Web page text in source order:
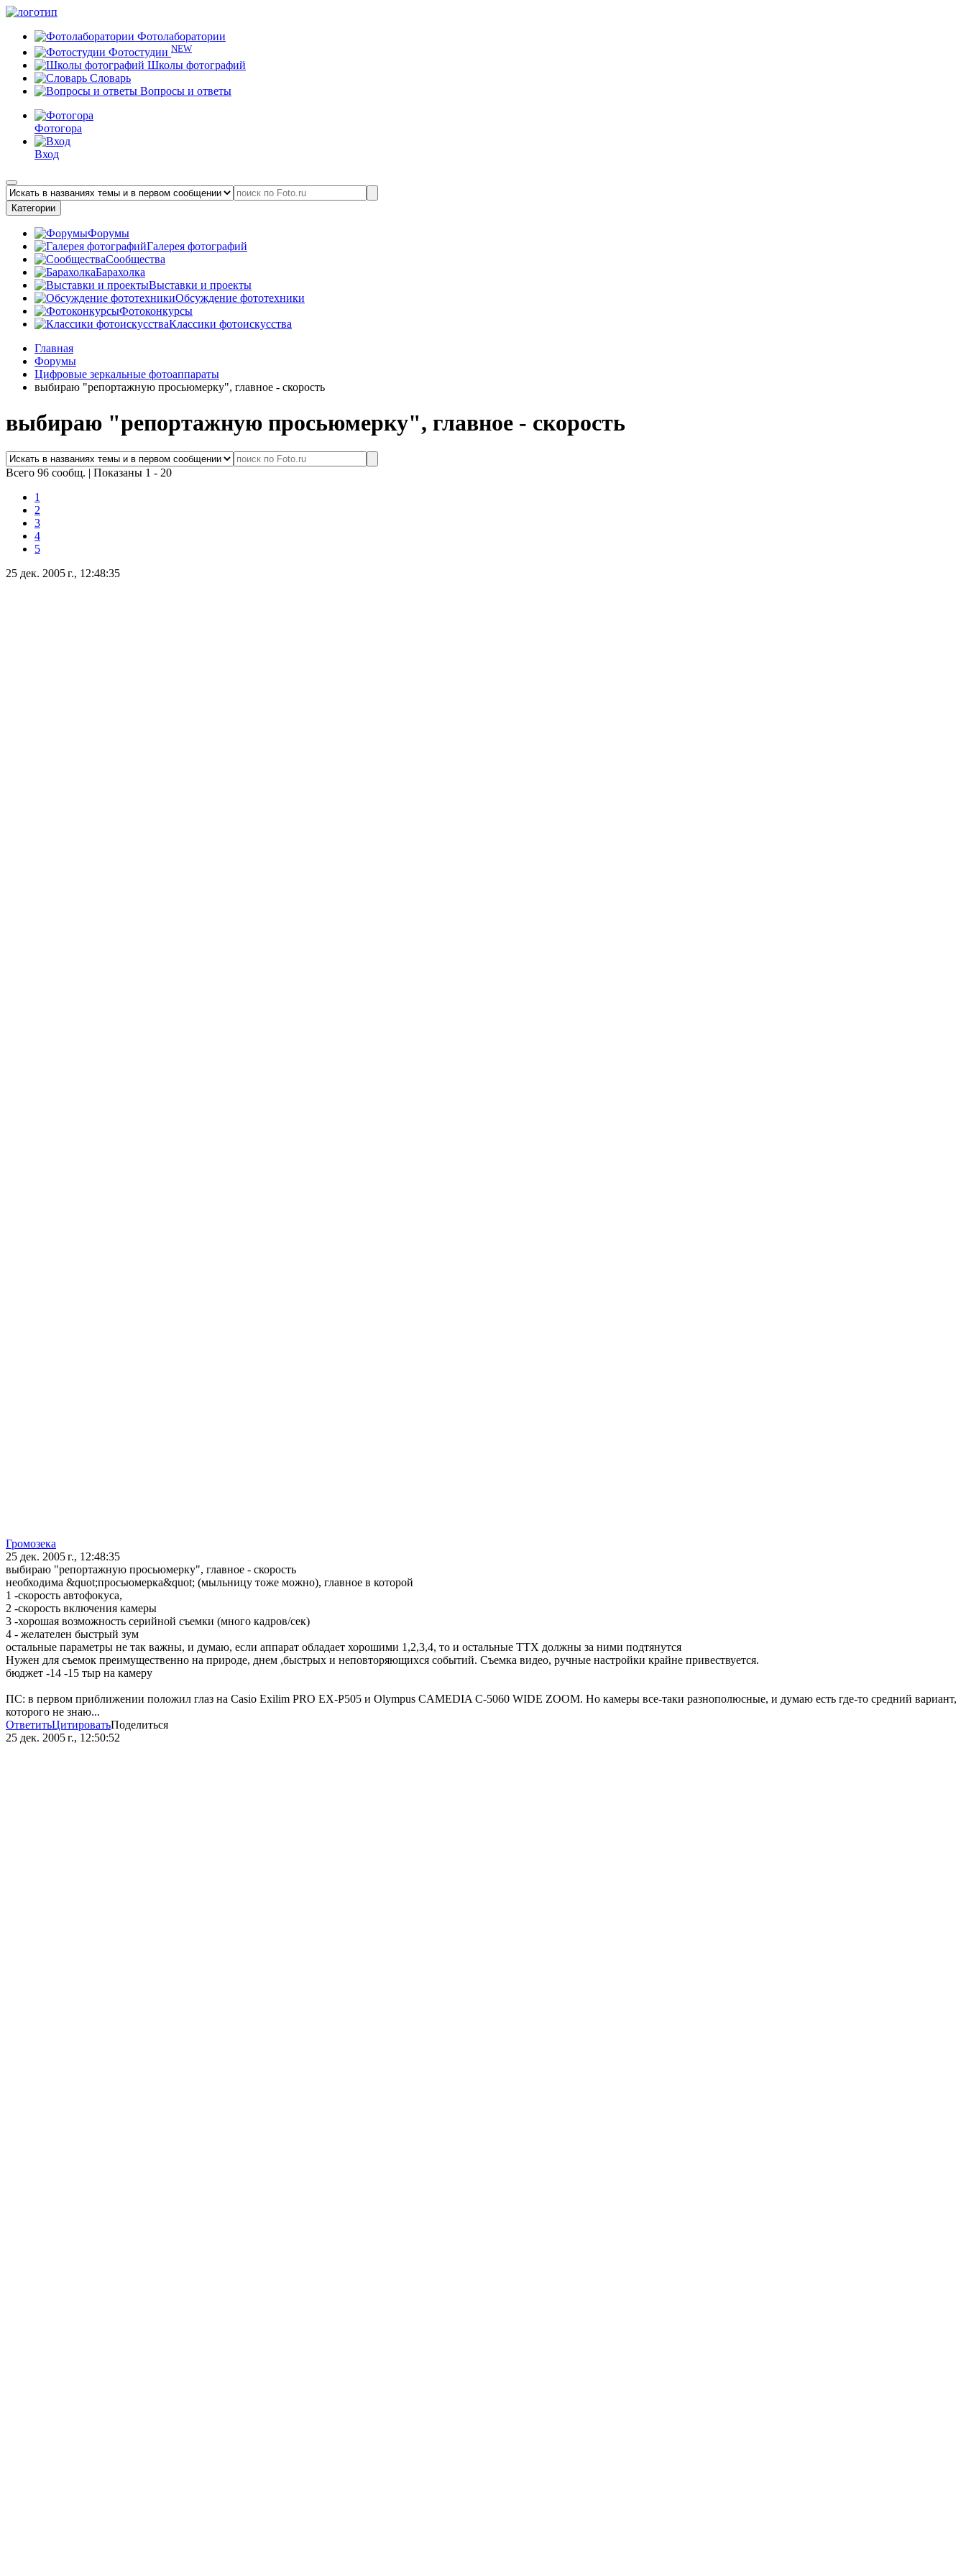
Фотолаборатории
Фотостудии NEW
Школы фотографий
Словарь
Вопросы и ответы
Фотогора
Вход
Категории
Форумы
Галерея фотографий
Сообщества
Барахолка
Выставки и проекты
Обсуждение фототехники
Фотоконкурсы
Классики фотоискусства
Главная
Форумы
Цифровые зеркальные фотоаппараты
выбираю "репортажную просьюмерку", главное - скорость
выбираю "репортажную просьюмерку", главное - скорость
Всего 96 сообщ. | Показаны 1 - 20
1
2
3
4
5
25 дек. 2005 г., 12:48:35
Громозека
25 дек. 2005 г., 12:48:35
выбираю "репортажную просьюмерку", главное - скорость
необходима &quot;просьюмерка&quot; (мыльницу тоже можно), главное в которой
1 -скорость автофокуса,
2 -скорость включения камеры
3 -хорошая возможность серийной съемки (много кадров/сек)
4 - желателен быстрый зум
остальные параметры не так важны, и думаю, если аппарат обладает хорошими 1,2,3,4, то и остальные ТТХ должны за ними подтянутся
Нужен для съемок преимущественно на природе, днем ,быстрых и неповторяющихся событий. Съемка видео, ручные настройки крайне привествуется.
бюджет -14 -15 тыр на камеру
ПС: в первом приближении положил глаз на Casio Exilim PRO EX-P505 и Оlympus CAMEDIA C-5060 WIDE ZOOM. Но камеры все-таки разнополюсные, и думаю есть где-то средний вариант,
которого не знаю...
ОтветитьЦитироватьПоделиться
25 дек. 2005 г., 12:50:52